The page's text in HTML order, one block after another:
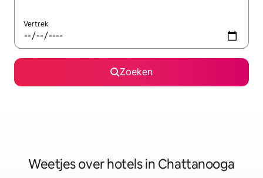
Vertrek
Zoeken
Weetjes over hotels in Chattanooga